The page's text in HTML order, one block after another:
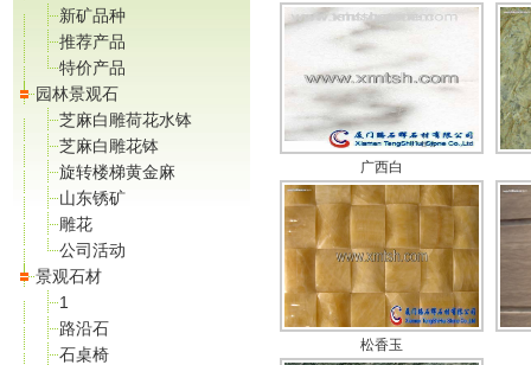
新矿品种
推荐产品
特价产品
园林景观石
芝麻白雕荷花水钵
芝麻白雕花钵
旋转楼梯黄金麻
山东锈矿
雕花
公司活动
景观石材
1
路沿石
石桌椅
广西白
松香玉